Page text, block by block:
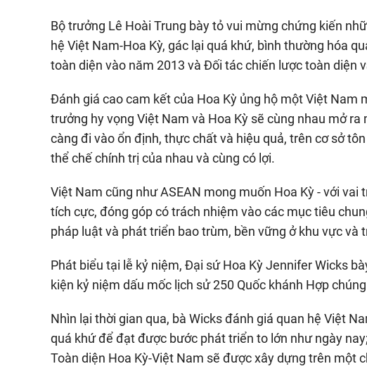
Bộ trưởng Lê Hoài Trung bày tỏ vui mừng chứng kiến
hệ Việt Nam-Hoa Kỳ, gác lại quá khứ, bình thường hóa
toàn diện vào năm 2013 và Đối tác chiến lược toàn diện
Đánh giá cao cam kết của Hoa Kỳ ủng hộ một Việt Nam
trưởng hy vọng Việt Nam và Hoa Kỳ sẽ cùng nhau mở
càng đi vào ổn định, thực chất và hiệu quả, trên cơ sở
thể chế chính trị của nhau và cùng có lợi.
Việt Nam cũng như ASEAN mong muốn Hoa Kỳ - với
tích cực, đóng góp có trách nhiệm vào các mục tiêu
pháp luật và phát triển bao trùm, bền vững ở khu vực và
Phát biểu tại lễ kỷ niệm, Đại sứ Hoa Kỳ Jennifer Wicks
kiện kỷ niệm dấu mốc lịch sử 250 Quốc khánh Hợp
Nhìn lại thời gian qua, bà Wicks đánh giá quan hệ Việt
quá khứ để đạt được bước phát triển to lớn như ngày
Toàn diện Hoa Kỳ-Việt Nam sẽ được xây dựng trên một